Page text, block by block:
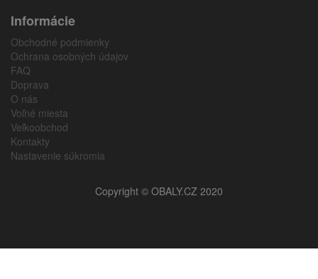
Informácie
Obchodné podmienky
Ochrana osobných údajov
FAQ
Doprava
O nás
Voľné miesta
Veľkoobchod
Kontakty
Nastavenie súkromia
Copyright © OBALY.CZ 2020